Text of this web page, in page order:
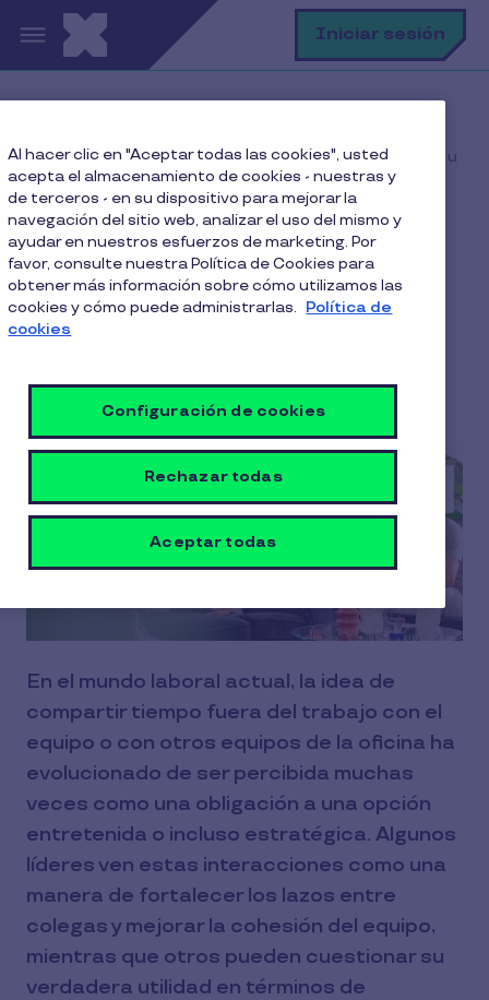
Pasar al contenido principal Iniciar sesión
Compartir con tu equipo fuera del trabajo: ¿obligación u
opción?
Compartir con tu equipo
fuera del trabajo:
6 Min de Lectura 14 Mayo 2024
En el mundo laboral actual, la idea de
compartir tiempo fuera del trabajo con el
equipo o con otros equipos de la oficina ha
evolucionado de ser percibida muchas
veces como una obligación a una opción
entretenida o incluso estratégica. Algunos
líderes ven estas interacciones como una
manera de fortalecer los lazos entre
colegas y mejorar la cohesión del equipo,
mientras que otros pueden cuestionar su
verdadera utilidad en términos de
Al hacer clic en "Aceptar todas las cookies", usted
acepta el almacenamiento de cookies - nuestras y
de terceros - en su dispositivo para mejorar la
navegación del sitio web, analizar el uso del mismo y
ayudar en nuestros esfuerzos de marketing. Por
favor, consulte nuestra Política de Cookies para
obtener más información sobre cómo utilizamos las
cookies y cómo puede administrarlas. Política de
cookies
Configuración de cookies
Rechazar todas
Aceptar todas